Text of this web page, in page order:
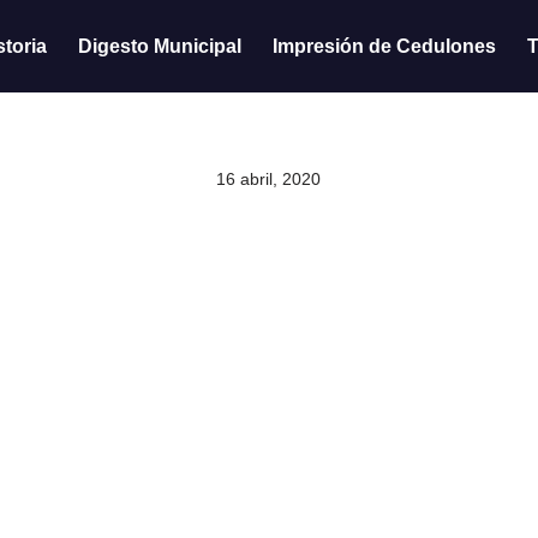
Digesto Municipal Impresión de Cedulones
16 abril, 2020